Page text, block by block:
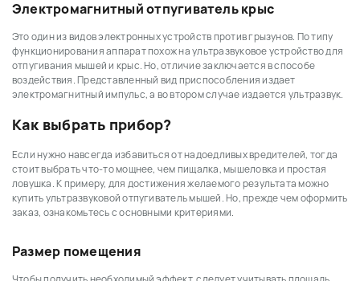
Электромагнитный отпугиватель крыс
Это один из видов электронных устройств против грызунов. По типу
функционирования аппарат похож на ультразвуковое устройство для
отпугивания мышей и крыс. Но, отличие заключается в способе
воздействия. Представленный вид приспособления издает
электромагнитный импульс, а во втором случае издается ультразвук.
Как выбрать прибор?
Если нужно навсегда избавиться от надоедливых вредителей, тогда
стоит выбрать что-то мощнее, чем пищалка, мышеловка и простая
ловушка. К примеру, для достижения желаемого результата можно
купить ультразвуковой отпугиватель мышей. Но, прежде чем оформить
заказ, ознакомьтесь с основными критериями.
Размер помещения